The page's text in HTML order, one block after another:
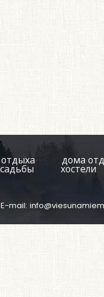
дома
хостели
mail: